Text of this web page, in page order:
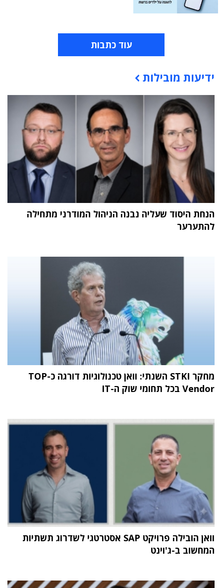
עוד כתבות
תוכן פרסומי
ידיעות מובילות
הנחת היסוד שעליה נבנה הניהול המודרני מתחילה
להתערער
מחקר STKI השנתי: וואן טכנולוגיות דורגה כ-TOP
Vendor בכל תחומי שוק ה-IT
וואן הובילה פרויקט SAP אסטרטגי לשדרוג תשתיות
המחשוב ב-ג'וינט